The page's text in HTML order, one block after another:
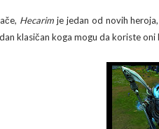
Hecarimje jedan od novih
klasičan koga mogu da koriste oni